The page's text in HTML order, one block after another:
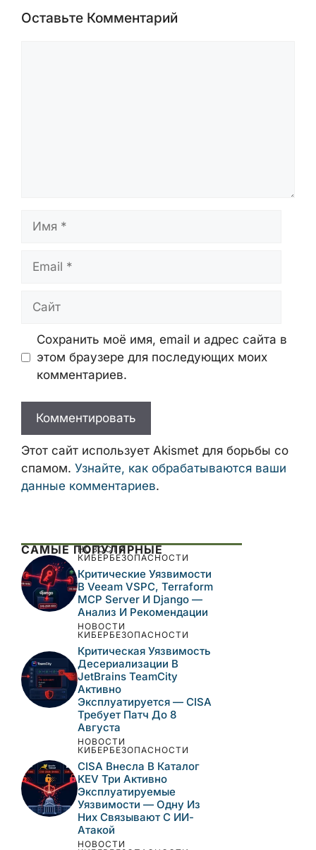
Оставьте Комментарий
Сохранить моё имя, email и адрес сайта в
этом браузере для последующих моих
комментариев.
Этот сайт использует Akismet для борьбы со
спамом. Узнайте, как обрабатываются ваши
данные комментариев.
САМЫЕ ПОПУЛЯРНЫЕ
НОВОСТИ
КИБЕРБЕЗОПАСНОСТИ
Критические Уязвимости
В Veeam VSPC, Terraform
MCP Server И Django —
Анализ И Рекомендации
НОВОСТИ
КИБЕРБЕЗОПАСНОСТИ
Критическая Уязвимость
Десериализации В
JetBrains TeamCity
Активно
Эксплуатируется — CISA
Требует Патч До 8
Августа
НОВОСТИ
КИБЕРБЕЗОПАСНОСТИ
CISA Внесла В Каталог
KEV Три Активно
Эксплуатируемые
Уязвимости — Одну Из
Них Связывают С ИИ-
Атакой
НОВОСТИ